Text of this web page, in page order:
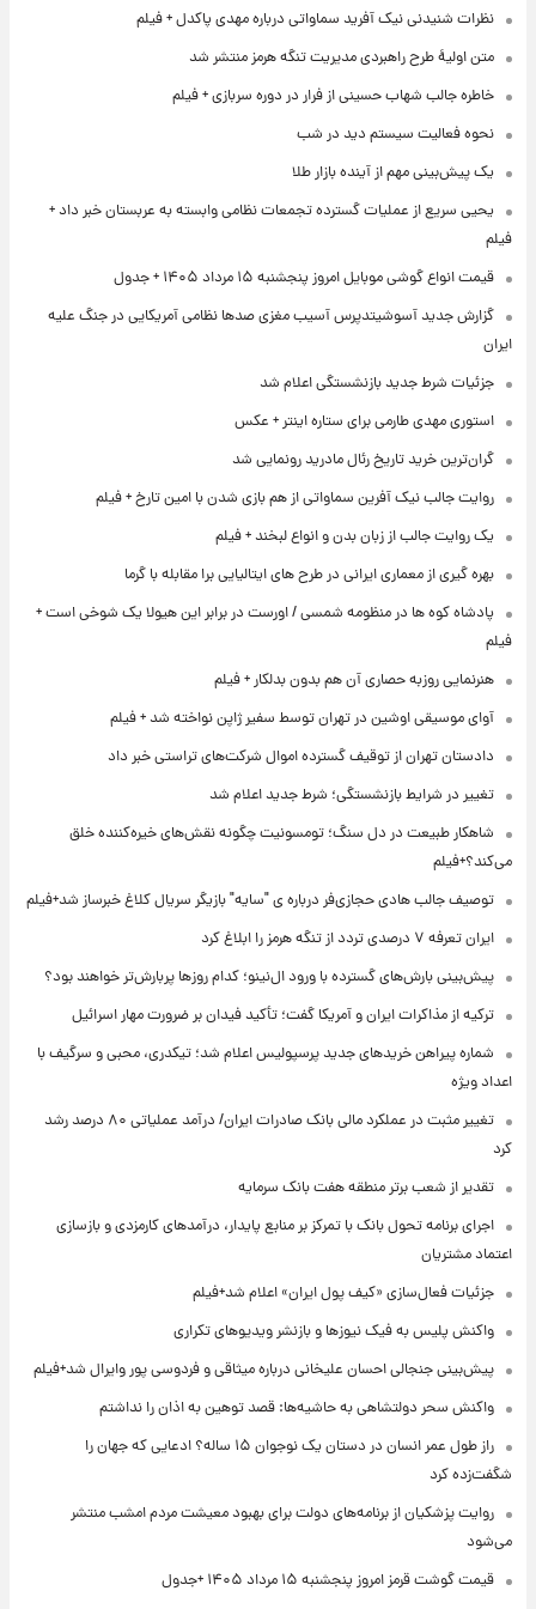
نظرات شنیدنی نیک آفرید سماواتی درباره مهدی پاکدل + فیلم
متن اولیۀ طرح راهبردی مدیریت تنگه هرمز منتشر شد
خاطره جالب شهاب حسینی از فرار در دوره سربازی + فیلم
نحوه فعالیت سیستم دید در شب
یک پیش‌بینی مهم از آینده بازار طلا
یحیی سریع از عملیات گسترده تجمعات نظامی وابسته به عربستان خبر داد +
فیلم
قیمت انواع گوشی موبایل امروز پنجشنبه ۱۵ مرداد ۱۴۰۵ + جدول
گزارش جدید آسوشیتدپرس آسیب مغزی صدها نظامی آمریکایی در جنگ علیه
ایران
جزئیات شرط جدید بازنشستگی اعلام شد
استوری مهدی طارمی برای ستاره اینتر + عکس
گران‌ترین خرید تاریخ رئال مادرید رونمایی شد
روایت جالب نیک آفرین سماواتی از هم بازی شدن با امین تارخ + فیلم
یک روایت جالب از زبان بدن و انواع لبخند + فیلم
بهره گیری از معماری ایرانی در طرح های ایتالیایی برا مقابله با گرما
پادشاه کوه ها در منظومه شمسی / اورست در برابر این هیولا یک شوخی است +
فیلم
هنرنمایی روزبه حصاری آن هم بدون بدلکار + فیلم
آوای موسیقی اوشین در تهران توسط سفیر ژاپن نواخته شد + فیلم
دادستان تهران از توقیف گسترده اموال شرکت‌های تراستی خبر داد
تغییر در شرایط بازنشستگی؛ شرط جدید اعلام شد
شاهکار طبیعت در دل سنگ؛ تومسونیت چگونه نقش‌های خیره‌کننده خلق
می‌کند؟+فیلم
توصیف جالب هادی حجازی‌فر درباره ی "سایه" بازیگر سریال کلاغ خبرساز شد+فیلم
ایران تعرفه ۷ درصدی تردد از تنگه هرمز را ابلاغ کرد
پیش‌بینی بارش‌های گسترده با ورود ال‌نینو؛ کدام روزها پربارش‌تر خواهند بود؟
ترکیه از مذاکرات ایران و آمریکا گفت؛ تأکید فیدان بر ضرورت مهار اسرائیل
شماره پیراهن خریدهای جدید پرسپولیس اعلام شد؛ تیکدری، محبی و سرگیف با
اعداد ویژه
تغییر مثبت در عملکرد مالی بانک صادرات ایران/ درآمد عملیاتی ۸۰ درصد رشد
کرد
تقدیر از شعب برتر منطقه هفت بانک سرمایه
اجرای برنامه تحول بانک با تمرکز بر منابع پایدار، درآمدهای کارمزدی و بازسازی
اعتماد مشتریان
جزئیات فعال‌سازی «کیف پول ایران» اعلام شد+فیلم
واکنش پلیس به فیک نیوزها و بازنشر ویدیوهای تکراری
پیش‌بینی جنجالی احسان علیخانی درباره میثاقی و فردوسی پور وایرال شد+فیلم
واکنش سحر دولتشاهی به حاشیه‌ها: قصد توهین به اذان را نداشتم
راز طول عمر انسان در دستان یک نوجوان ۱۵ ساله؟ ادعایی که جهان را
شگفت‌زده کرد
روایت پزشکیان از برنامه‌های دولت برای بهبود معیشت مردم امشب منتشر
می‌شود
قیمت گوشت قرمز امروز پنجشنبه ۱۵ مرداد ۱۴۰۵ +جدول